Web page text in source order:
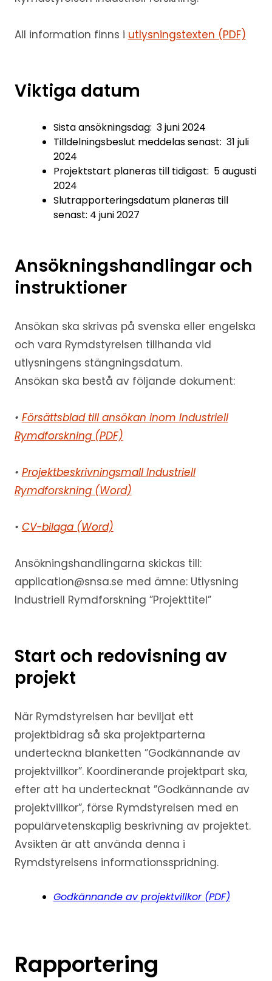
All information finns i utlysningstexten (PDF)
Viktiga datum
Sista ansökningsdag: 3 juni 2024
Tilldelningsbeslut meddelas senast: 31 juli
2024
Projektstart planeras till tidigast: 5 augusti
2024
Slutrapporteringsdatum planeras till
senast: 4 juni 2027
Ansökningshandlingar och
instruktioner
Ansökan ska skrivas på svenska eller engelska
och vara Rymdstyrelsen tillhanda vid
utlysningens stängningsdatum.
Ansökan ska bestå av följande dokument:
• Försättsblad till ansökan inom Industriell
Rymdforskning (PDF)
• Projektbeskrivningsmall Industriell
Rymdforskning (Word)
• CV-bilaga (Word)
Ansökningshandlingarna skickas till:
application@snsa.se med ämne: Utlysning
Industriell Rymdforskning ”Projekttitel”
Start och redovisning av
projekt
När Rymdstyrelsen har beviljat ett
projektbidrag så ska projektparterna
underteckna blanketten ”Godkännande av
projektvillkor”. Koordinerande projektpart ska,
efter att ha undertecknat ”Godkännande av
projektvillkor”, förse Rymdstyrelsen med en
populärvetenskaplig beskrivning av projektet.
Avsikten är att använda denna i
Rymdstyrelsens informationsspridning.
Godkännande av projektvillkor (PDF)
Rapportering